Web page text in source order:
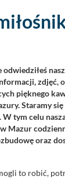
29 30
5 6
12 13
19 20
odwiedziłeś
zdjęć,
pięknego
Staramy
W tym celu
Mazur
oraz
to robić,